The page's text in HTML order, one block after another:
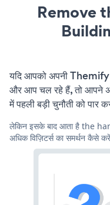
Remove
यदि आपको अपनी
और आप चल रहे हैं, तो आपने
में पहली बड़ी चुनौती को पार
लेकिन इसके बाद आता है the
अधिक विज़िटर्स का समर्थन कैसे